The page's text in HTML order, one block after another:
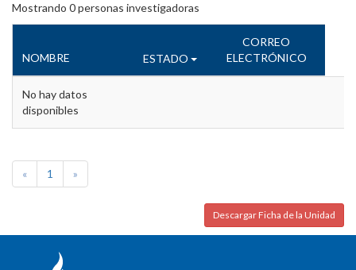
Mostrando 0personas investigadoras
NOMBRE ESTADO
CORREO
ELECTRÓNICO
No hay datos
disponibles
« 1 »
Descargar Ficha de la Unidad